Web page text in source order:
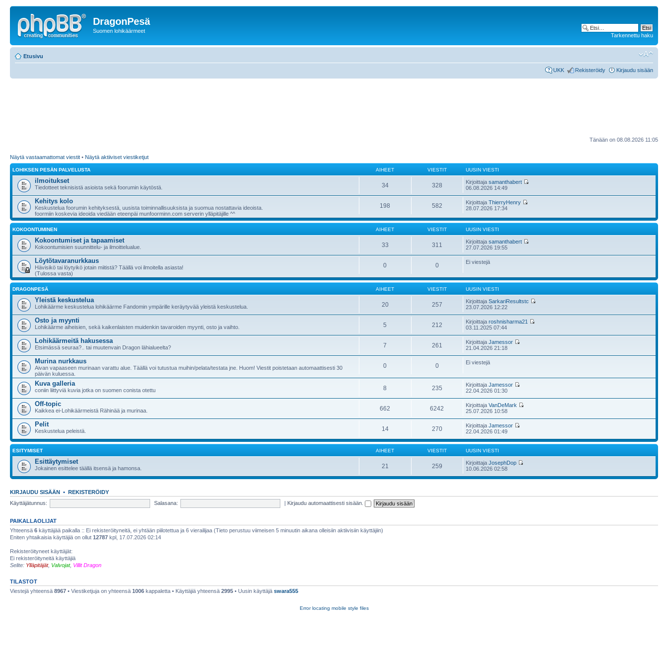
DragonPesä
Suomen lohikäärmeet
Tarkennettu haku
Etusivu
UKK Rekisteröidy Kirjaudu sisään
Tänään on 08.08.2026 11:05
Näytä vastaamattomat viestit • Näytä aktiiviset viestiketjut
LOHIKSEN PESÄN PALVELUSTA AIHEET VIESTIT UUSIN VIESTI
ilmoitukset
Tiedotteet teknisistä asioista sekä foorumin käytöstä. 34 328 Kirjoittajasamanthabert
06.08.2026 14:49
Kehitys kolo
Keskustelua foorumin kehityksestä, uusista toiminnallisuuksista ja suomua nostattavia ideoista.
foormiin koskevia ideoida viedään eteenpäi munfoorminn.com serverin ylläpitäjille ^^
198 582 KirjoittajaThierryHenry
28.07.2026 17:34
KOKOONTUMINEN AIHEET VIESTIT UUSIN VIESTI
Kokoontumiset ja tapaamiset
Kokoontumisien suunnittelu- ja ilmoittelualue. 33 311 Kirjoittajasamanthabert
27.07.2026 19:55
Löytötavaranurkkaus
Hävisikö tai löytyikö jotain miitistä? Täällä voi ilmoitella asiasta!
(Tulossa vasta)
0 0 Ei viestejä
DRAGONPESÄ AIHEET VIESTIT UUSIN VIESTI
Yleistä keskustelua
Lohikäärme keskustelua lohikäärme Fandomin ympärille keräytyvää yleistä keskustelua. 20 257 KirjoittajaSarkariResultstc
23.07.2026 12:22
Osto ja myynti
Lohikäärme aiheisien, sekä kaikenlaisten muidenkin tavaroiden myynti, osto ja vaihto. 5 212 Kirjoittajaroshnisharma21
03.11.2025 07:44
Lohikäärmeitä hakusessa
Etsimässä seuraa?.. tai muutenvain Dragon lähialueelta? 7 261 KirjoittajaJamessor
21.04.2026 21:18
Murina nurkkaus
Aivan vapaaseen murinaan varattu alue. Täällä voi tutustua muihin/pelata/testata jne. Huom! Viestit poistetaan automaattisesti 30
päivän kuluessa.
0 0 Ei viestejä
Kuva galleria
coniin liittyviä kuvia jotka on suomen conista otettu 8 235 KirjoittajaJamessor
22.04.2026 01:30
Off-topic
Kaikkea ei-Lohikäärmeistä Rähinää ja murinaa. 662 6242 KirjoittajaVanDeMark
25.07.2026 10:58
Pelit
Keskustelua peleistä. 14 270 KirjoittajaJamessor
22.04.2026 01:49
ESITYMISET AIHEET VIESTIT UUSIN VIESTI
Esittäytymiset
Jokainen esittelee täällä itsensä ja hamonsa. 21 259 KirjoittajaJosephDop
10.06.2026 02:58
KIRJAUDU SISÄÄN • REKISTERÖIDY
Käyttäjätunnus:
Salasana: | Kirjaudu automaattisesti sisään.
PAIKALLAOLIJAT
Yhteensä 6 käyttäjää paikalla :: Ei rekisteröityneitä, ei yhtään piilotettua ja 6 vierailijaa (Tieto perustuu viimeisen 5 minuutin aikana olleisiin aktiivisiin käyttäjiin)
Eniten yhtaikaisia käyttäjiä on ollut 12787 kpl, 17.07.2026 02:14
Rekisteröityneet käyttäjät:
Ei rekisteröityneitä käyttäjiä
Selite: Ylläpitäjät, Valvojat, Villit Dragon
TILASTOT
Viestejä yhteensä 8967 • Viestiketjuja on yhteensä 1006 kappaletta • Käyttäjiä yhteensä 2995 • Uusin käyttäjä swara555
Error locating mobile style files